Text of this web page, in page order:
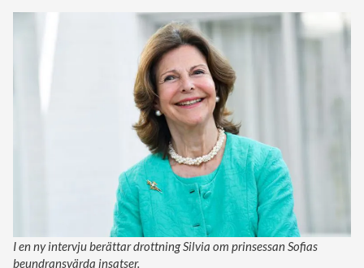
I en ny intervju berättar drottning Silvia om prinsessan Sofias
beundransvärda insatser.